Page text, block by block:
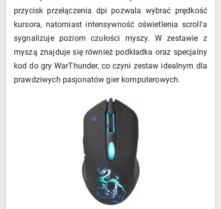
przycisk przełączenia dpi pozwala wybrać prędkość
kursora, natomiast intensywność oświetlenia scroll'a
sygnalizuje poziom czułości myszy. W zestawie z
myszą znajduje się również podkładka oraz specjalny
kod do gry WarThunder, co czyni zestaw idealnym dla
prawdziwych pasjonatów gier komputerowych.